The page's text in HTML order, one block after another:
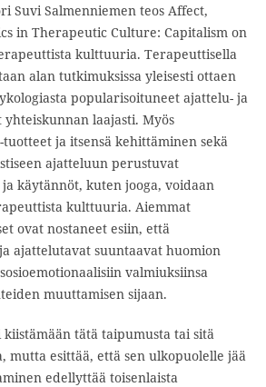
Suvi Salmenniemen teos Affect,
in Therapeutic Culture: Capitalism on
kulttuuria. Terapeuttisella
alan tutkimuksissa yleisesti ottaen
popularisoituneet ajattelu- ja
laajasti. Myös
ja itsensä kehittäminen sekä
ajatteluun perustuvat
käytännöt, kuten jooga, voidaan
kulttuuria. Aiemmat
ovat nostaneet esiin, että
ajattelutavat suuntaavat huomion
valmiuksiinsa
muuttamisen sijaan.
tätä taipumusta tai sitä
mutta esittää, että sen ulkopuolelle jää
edellyttää toisenlaista